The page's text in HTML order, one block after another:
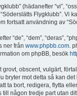
(hädanefter “vi”,
Flygklubb”. Vi
fortsatt användning av
“de”, “dem”, “deras”,
ner från www.phpbb.com.
om phpBB, besök
grovt, obscent, vulgärt,
bryter mot detta så kan
ta bort, redigera, flytta
någon tredje part utan